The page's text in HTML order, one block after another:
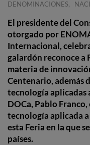
DENOMINACIONES,
El presidente del
otorgado por
Internacional,
galardón reconoce a
materia de
Centenario, además
tecnología aplicadas
DOCa, Pablo
tecnología aplicada
esta Feria en la que
países.